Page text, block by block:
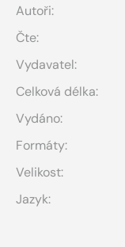
Autoři:
Čte:
Vydavatel:
Celková délka:
Vydáno:
Formáty:
Velikost:
Jazyk: